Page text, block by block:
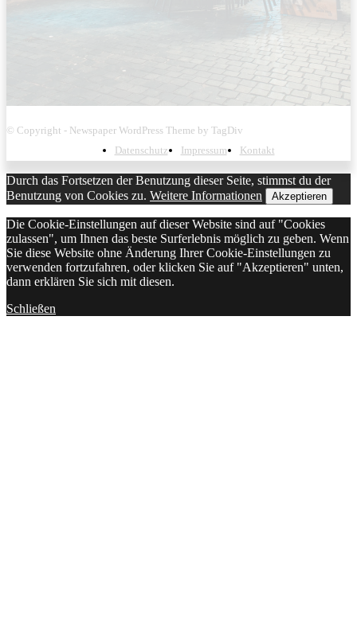
© Copyright - Newspaper WordPress Theme by TagDiv
Datenschutz
Impressum Kontakt
Durch das Fortsetzen der Benutzung dieser Seite, stimmst du der
Benutzung von Cookies zu. Weitere Informationen Akzeptieren
Die Cookie-Einstellungen auf dieser Website sind auf "Cookies
zulassen", um Ihnen das beste Surferlebnis möglich zu geben. Wenn
Sie diese Website ohne Änderung Ihrer Cookie-Einstellungen zu
verwenden fortzufahren, oder klicken Sie auf "Akzeptieren" unten,
dann erklären Sie sich mit diesen.
Schließen